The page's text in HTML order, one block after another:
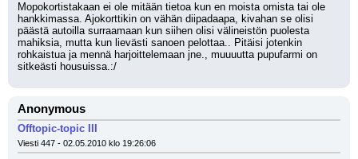
Mopokortistakaan ei ole mitään tietoa kun en moista omista tai ole
hankkimassa. Ajokorttikin on vähän diipadaapa, kivahan se olisi
päästä autoilla surraamaan kun siihen olisi välineistön puolesta
mahiksia, mutta kun lievästi sanoen pelottaa.. Pitäisi jotenkin
rohkaistua ja mennä harjoittelemaan jne., muuuutta pupufarmi on
sitkeästi housuissa.:/
Anonymous
Offtopic-topic III
Viesti 447 - 02.05.2010 klo 19:26:06